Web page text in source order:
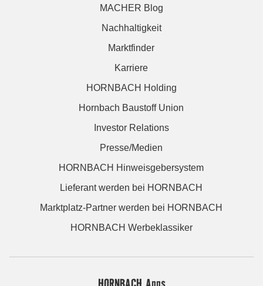
MACHER Blog
Nachhaltigkeit
Marktfinder
Karriere
HORNBACH Holding
Hornbach Baustoff Union
Investor Relations
Presse/Medien
HORNBACH Hinweisgebersystem
Lieferant werden bei HORNBACH
Marktplatz-Partner werden bei HORNBACH
HORNBACH Werbeklassiker